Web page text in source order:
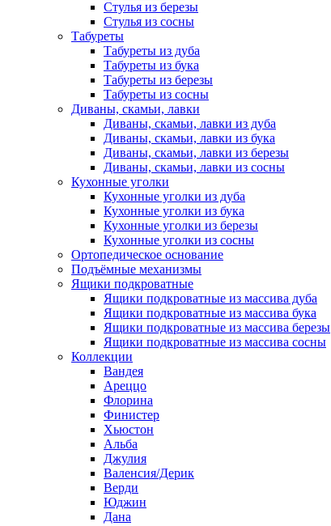
Стулья из березы
Стулья из сосны
Табуреты
Табуреты из дуба
Табуреты из бука
Табуреты из березы
Табуреты из сосны
Диваны, скамьи, лавки
Диваны, скамьи, лавки из дуба
Диваны, скамьи, лавки из бука
Диваны, скамьи, лавки из березы
Диваны, скамьи, лавки из сосны
Кухонные уголки
Кухонные уголки из дуба
Кухонные уголки из бука
Кухонные уголки из березы
Кухонные уголки из сосны
Ортопедическое основание
Подъёмные механизмы
Ящики подкроватные
Ящики подкроватные из массива дуба
Ящики подкроватные из массива бука
Ящики подкроватные из массива березы
Ящики подкроватные из массива сосны
Коллекции
Вандея
Ареццо
Флорина
Финистер
Хьюстон
Альба
Джулия
Валенсия/Дерик
Верди
Юджин
Дана